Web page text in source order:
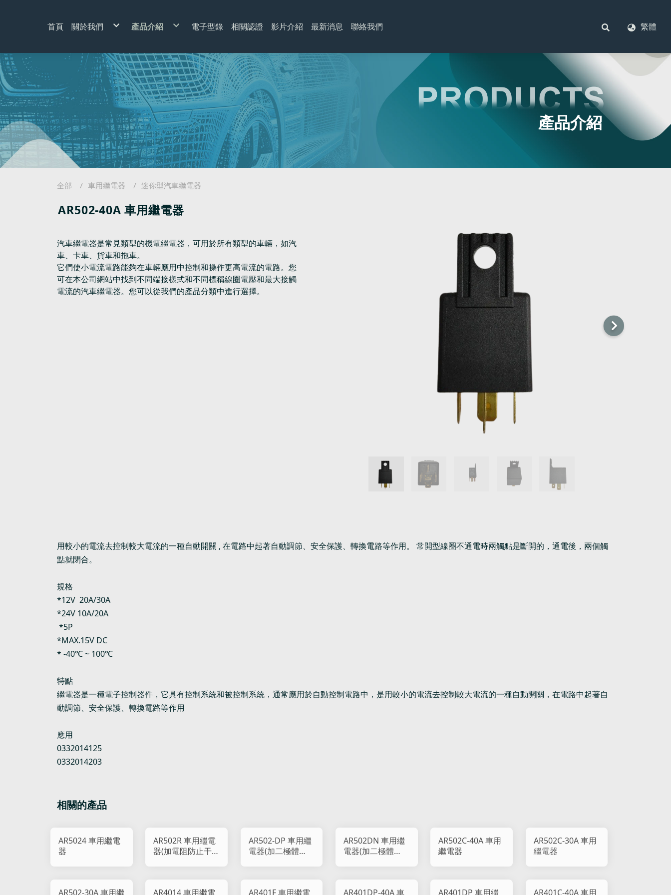
繁體
首頁 關於我們 產品介紹
迷你型汽車繼電器
1 Form A
1 Form C
微型繼電器
一般繼電器
延時繼電器
印刷電路板用繼電器
LED燈用閃光器
高負載閃光器
電子式閃光器
自動左右切換閃爍閃光器
彈片式閃光器
B型
P型
閃光器控制模組
電流保護裝置
電流斷路器-自動復位型
電流斷路器-手動復位型
繼電器插座
繼電器接線套件
（用於 LED 燈）電阻
電子型錄 相關認證 影片介紹 最新消息 聯絡我們
產品介紹
AR502-40A 車用繼電器
汽車繼電器是常見類型的機電繼電器，可用於所有類型的車輛，如汽
車、卡車、貨車和拖車。
它們使小電流電路能夠在車輛應用中控制和操作更高電流的電路。您
可在本公司網站中找到不同端接樣式和不同標稱線圈電壓和最大接觸
電流的汽車繼電器。您可以從我們的產品分類中進行選擇。
用較小的電流去控制較大電流的一種自動開關 , 在電路中起著自動調節、安全保護、轉換電路等作用。 常開型線圈不通電時兩觸點是斷開的，通電後，兩個觸
點就閉合。
規格
*12V 20A/30A
*24V 10A/20A
*5P
*MAX.15V DC
* -40℃ ~ 100℃
特點
繼電器是一種電子控制器件，它具有控制系統和被控制系統，通常應用於自動控制電路中，是用較小的電流去控制較大電流的一種自動開關，在電路中起著自
動調節、安全保護、轉換電路等作用
應用
0332014125
0332014203
相關的產品
AR5024 車用繼電
器
AR502R 車用繼電
器(加電阻防止干
AR502-DP 車用繼
電器(加二極體
AR502DN 車用繼
電器(加二極體
AR502C-40A 車用
繼電器
AR502C-30A 車用
繼電器
AR502-30A 車用繼 AR4014 車用繼電 AR401F 車用繼電 AR401DP-40A 車 AR401DP 車用繼 AR401C-40A 車用
全部 車用繼電器 迷你型汽車繼電器